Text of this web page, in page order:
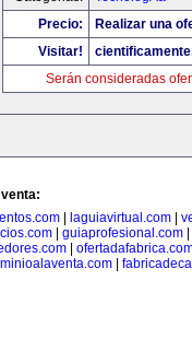
Precio:
Realizar una
Visitar!
Serán consideradas
laguiavirtual.com
guiaprofesional.com
|